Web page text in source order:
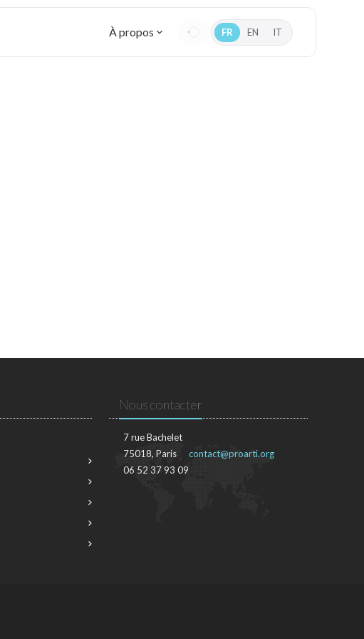
À propos FR EN IT
Nous contacter
7 rue Bachelet
75018, Paris
06 52 37 93 09
contact@proarti.org